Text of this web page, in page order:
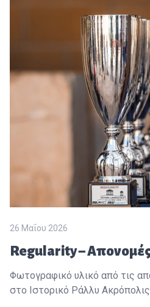
26 Μαΐου 2026
Regularity –
Φωτογραφικό υλικό από τις
στο Ιστορικό Ράλλυ